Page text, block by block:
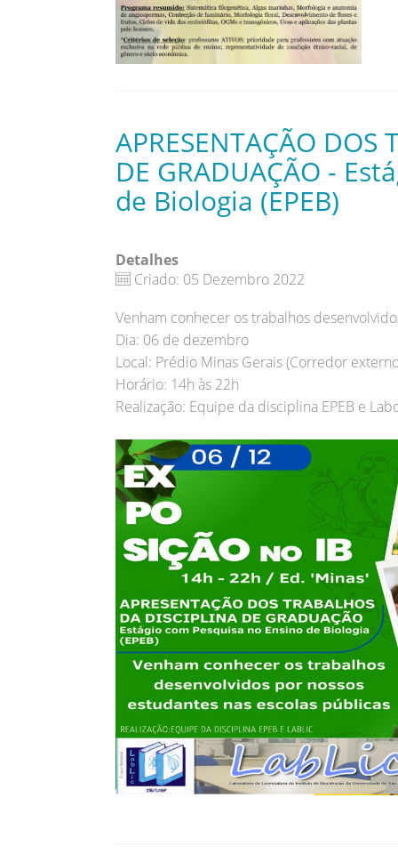
APRESENTAÇÃO DOS
DE GRADUAÇÃO -
de Biologia (EPEB)
Detalhes
Criado: 05 Dezembro 2022
Venham conhecer os trabalhos
Dia: 06 de dezembro
Local: Prédio Minas Gerais (Corredor
Horário: 14h às 22h
Realização: Equipe da disciplina EPEB e